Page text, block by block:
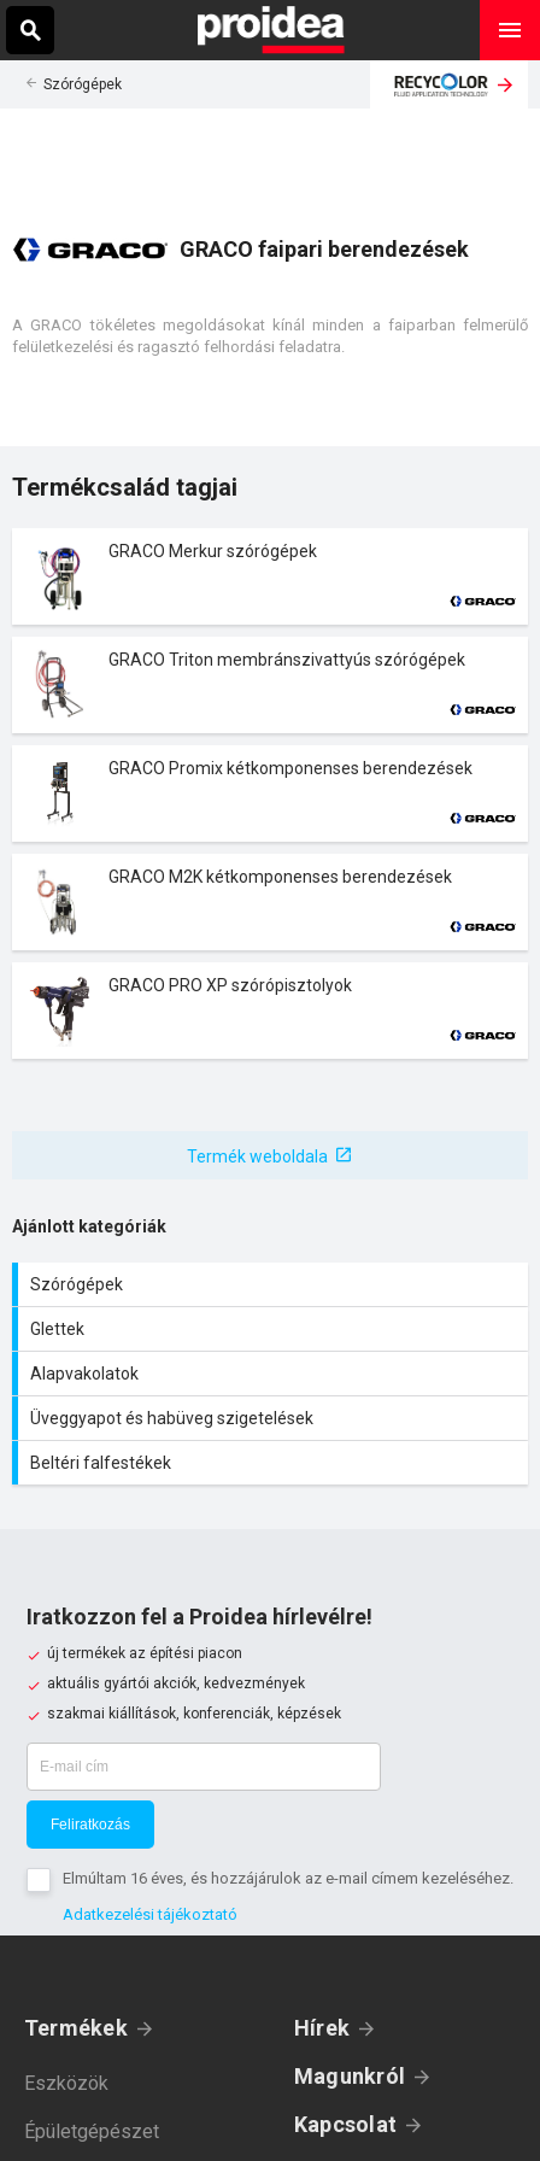
Szórógépek
GRACO faipari berendezések
A GRACO tökéletes megoldásokat kínál minden a faiparban felmerülő
felületkezelési és ragasztó felhordási feladatra.
Termékcsalád tagjai
GRACO Merkur szórógépek
GRACO Triton membránszivattyús szórógépek
GRACO Promix kétkomponenses berendezések
GRACO M2K kétkomponenses berendezések
GRACO PRO XP szórópisztolyok
Termék weboldala
Ajánlott kategóriák
Szórógépek
Glettek
Alapvakolatok
Üveggyapot és habüveg szigetelések
Beltéri falfestékek
Iratkozzon fel a Proidea hírlevélre!
új termékek az építési piacon
aktuális gyártói akciók, kedvezmények
szakmai kiállítások, konferenciák, képzések
Feliratkozás
Elmúltam 16 éves, és hozzájárulok az e-mail címem kezeléséhez.
Adatkezelési tájékoztató
Termékek
Eszközök
Épületgépészet
Hírek
Magunkról
Kapcsolat